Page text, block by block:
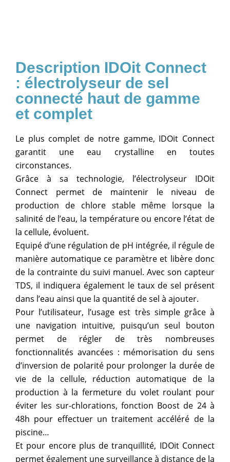
IDOit Connect
: électrolyseur de sel
connecté haut de gamme
et complet
Le plus complet de notre gamme, IDOit Connect
garantit une eau crystalline en toutes
circonstances.
Grâce à sa technologie, l’électrolyseur IDOit
Connect permet de maintenir le niveau de
production de chlore stable même lorsque la
salinité de l’eau, la température ou encore l’état de
la cellule, évoluent.
Equipé d’une régulation de pH intégrée, il régule de
manière automatique ce paramètre et libère donc
de la contrainte du suivi manuel. Avec son capteur
TDS, il indiquera également le taux de sel présent
dans l’eau ainsi que la quantité de sel à ajouter.
Pour l’utilisateur, l’usage est très simple grâce à
une navigation intuitive, puisqu’un seul bouton
permet de régler de très nombreuses
fonctionnalités avancées : mémorisation du sens
d’inversion de polarité pour prolonger la durée de
vie de la cellule, réduction automatique de la
production à la fermeture du volet roulant pour
éviter les sur-chlorations, fonction Boost de 24 à
48h pour effectuer un traitement accéléré de la
piscine…
Et pour encore plus de tranquillité, IDOit Connect
permet également une surveillance à distance de la